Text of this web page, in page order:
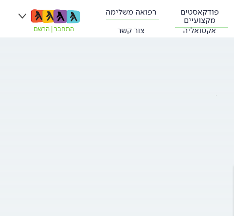
פודקאסטים
מקצועיים
רפואה משלימה
אקטואליה צור קשר התחבר הרשם